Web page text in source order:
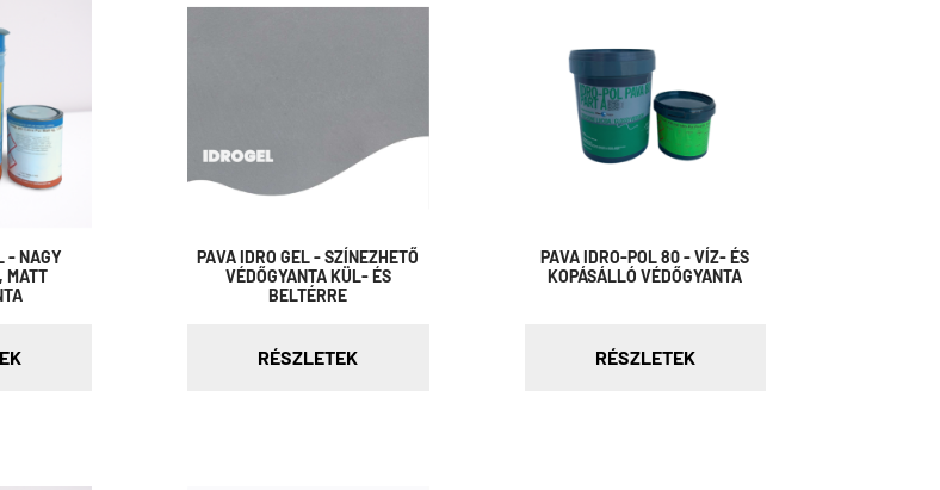
- NAGY
MATT
PAVA IDRO GEL - SZÍNEZHETŐ
VÉDŐGYANTA KÜL- ÉS
BELTÉRRE
RÉSZLETEK
PAVA IDRO-POL 80 - VÍZ- ÉS
KOPÁSÁLLÓ VÉDŐGYANTA
RÉSZLETEK